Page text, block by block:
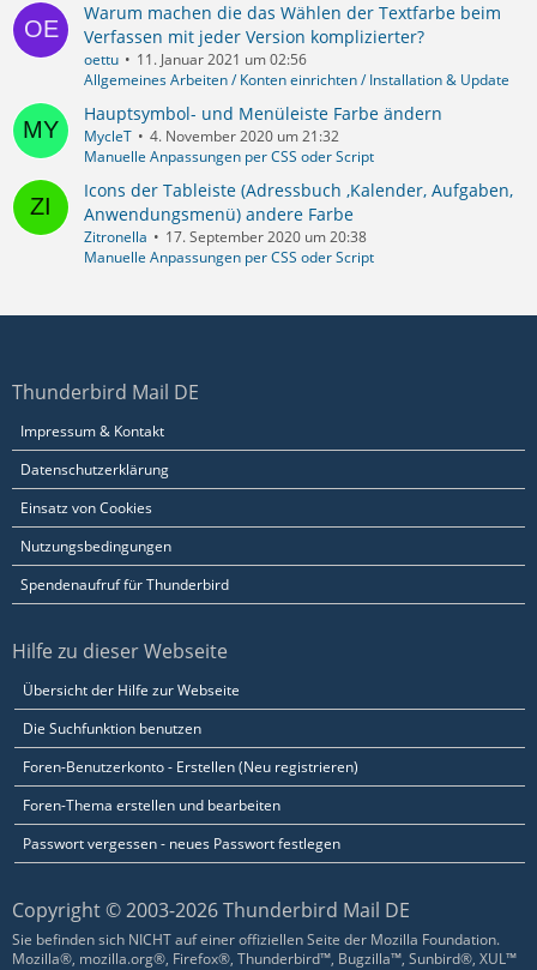
Warum machen die das Wählen der Textfarbe beim
Verfassen mit jeder Version komplizierter?
oettu
11. Januar 2021 um 02:56
Allgemeines Arbeiten / Konten einrichten / Installation & Update
Hauptsymbol- und Menüleiste Farbe ändern
MycleT
4. November 2020 um 21:32
Manuelle Anpassungen per CSS oder Script
Icons der Tableiste (Adressbuch ,Kalender, Aufgaben,
Anwendungsmenü) andere Farbe
Zitronella
17. September 2020 um 20:38
Manuelle Anpassungen per CSS oder Script
Thunderbird Mail DE
Impressum & Kontakt
Datenschutzerklärung
Einsatz von Cookies
Nutzungsbedingungen
Spendenaufruf für Thunderbird
Hilfe zu dieser Webseite
Übersicht der Hilfe zur Webseite
Die Suchfunktion benutzen
Foren-Benutzerkonto - Erstellen (Neu registrieren)
Foren-Thema erstellen und bearbeiten
Passwort vergessen - neues Passwort festlegen
Copyright © 2003-2026 Thunderbird Mail DE
Sie befinden sich NICHT auf einer offiziellen Seite der Mozilla Foundation.
Mozilla®, mozilla.org®, Firefox®, Thunderbird™, Bugzilla™, Sunbird®, XUL™